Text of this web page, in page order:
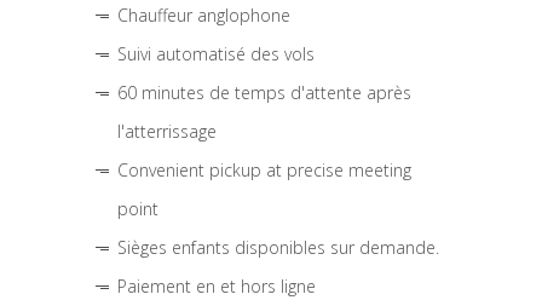
Chauffeur anglophone
Suivi automatisé des vols
60 minutes de temps d'attente après
l'atterrissage
Convenient pickup at precise meeting
point
Sièges enfants disponibles sur demande.
Paiement en et hors ligne